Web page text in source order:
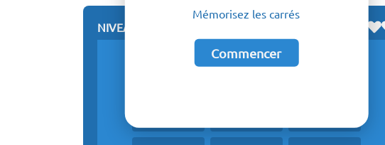
Mémorisez les carrés
Commencer
NIVEAU